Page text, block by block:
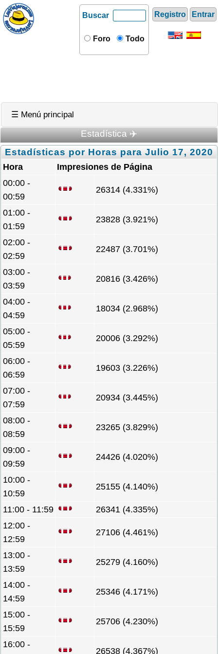
Registro Entrar
Buscar
Foro Todo
☰ Menú principal
Estadística ✈️
Estadísticas por Horas para Julio 17, 2020
Hora
Impresiones de Página
00:00 -
00:59
26314 (4.331%)
01:00 -
01:59
23828 (3.921%)
02:00 -
02:59
22487 (3.701%)
03:00 -
03:59
20816 (3.426%)
04:00 -
04:59
18034 (2.968%)
05:00 -
05:59
20006 (3.292%)
06:00 -
06:59
19603 (3.226%)
07:00 -
07:59
20934 (3.445%)
08:00 -
08:59
23265 (3.829%)
09:00 -
09:59
24426 (4.020%)
10:00 -
10:59
25155 (4.140%)
11:00 - 11:59
26341 (4.335%)
12:00 -
12:59
27106 (4.461%)
13:00 -
13:59
25279 (4.160%)
14:00 -
14:59
25346 (4.171%)
15:00 -
15:59
25706 (4.230%)
16:00 -
26538 (4.367%)